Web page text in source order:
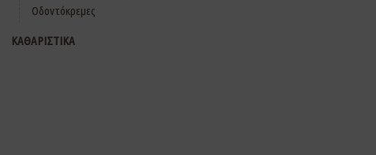
Οδοντόκρεμες
ΚΑΘΑΡΙΣΤΙΚΑ